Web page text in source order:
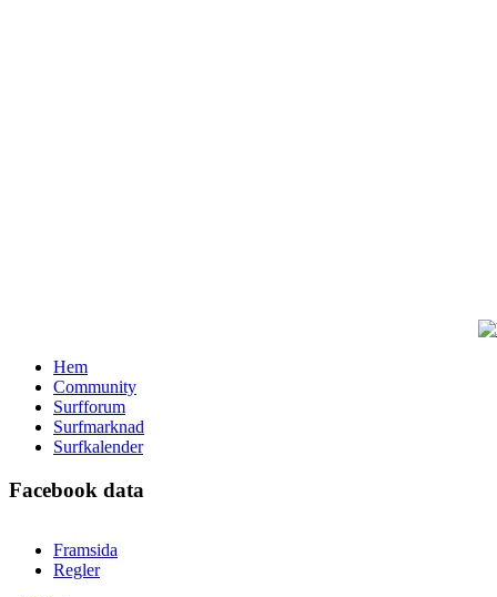
Hem
Community
Surfforum
Surfmarknad
Surfkalender
Facebook data
Framsida
Regler